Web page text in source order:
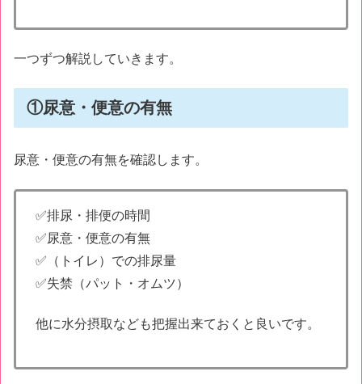
一つずつ解説していきます。
①尿意・便意の有無
尿意・便意の有無を確認します。
✅排尿・排便の時間
✅尿意・便意の有無
✅（トイレ）での排尿量
✅失禁（パット・オムツ）
他に水分摂取なども把握出来ておくと良いです。